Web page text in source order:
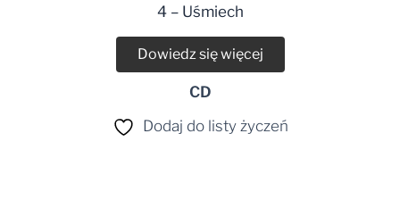
4 – Uśmiech
Dowiedz się więcej
CD
Dodaj do listy życzeń